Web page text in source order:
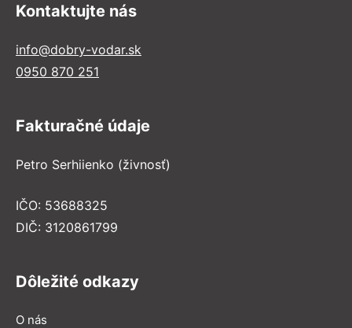
Kontaktujte nás
info@dobry-vodar.sk
0950 870 251
Fakturačné údaje
Petro Serhiienko (živnosť)
IČO: 53688325
DIČ: 3120861799
Dôležité odkazy
O nás